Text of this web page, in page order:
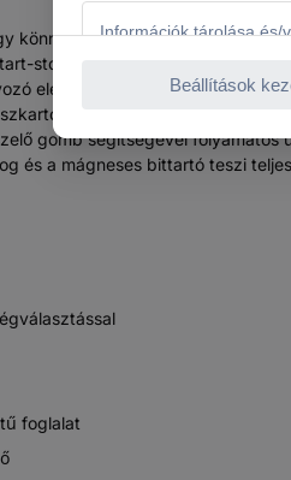
könnyű, nagy teljesítményű
stop sebességváltónak
elektronika a fordulatszám-
csavarhúzó 1/4" (6,35
gomb segítségével
és a mágneses bittartó teszi
foglalat